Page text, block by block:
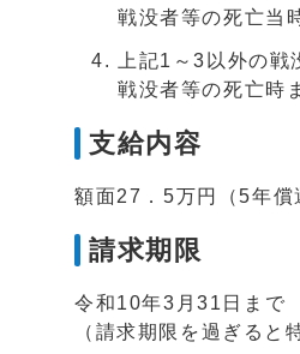
戦没者等の死亡当
上記1～3以外の戦
戦没者等の死亡時
支給内容
額面27．5万円（5年償
請求期限
令和10年3月31日まで
（請求期限を過ぎると